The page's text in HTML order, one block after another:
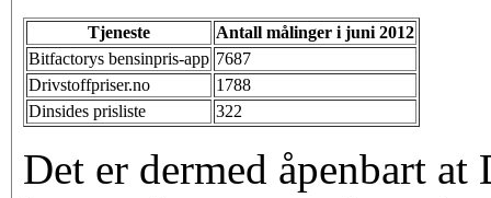
Tjeneste
Antall målinger i juni 2012
Bitfactorys bensinpris-app 7687
Drivstoffpriser.no
1788
Dinsides prisliste
322
Det er dermed åpenbart at